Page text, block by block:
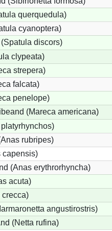
querquedula)
cyanoptera)
discors)
clypeata)
strepera)
falcata)
penelope)
(Mareca americana)
rubripes)
capensis)
(Anas erythrorhyncha)
acuta)
crecca)
angustirostris)
(Netta rufina)